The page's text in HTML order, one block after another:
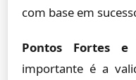
com base em
Pontos Fortes e
importante é a